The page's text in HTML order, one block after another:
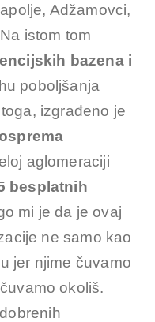
Adžamovci,
istom tom
bazena i
poboljšanja
izgrađeno je
aglomeraciji
besplatnih
mi je da je ovaj
ne samo kao
jer njime čuvamo
okoliš.